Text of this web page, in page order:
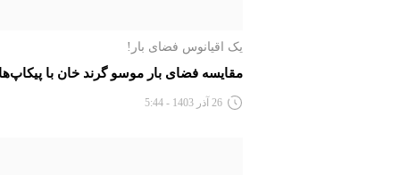
یک اقیانوس فضای بار!
مقایسه فضای بار موسو گرند خان با
26 آذر 1403 - 5:44